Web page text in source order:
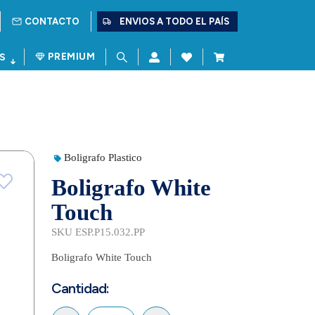
CONTACTO ENVIOS A TODO EL PAÍS
PREMIUM
Boligrafo Plastico
Boligrafo White
Touch
SKU ESP.P15.032.PP
Boligrafo White Touch
Cantidad: